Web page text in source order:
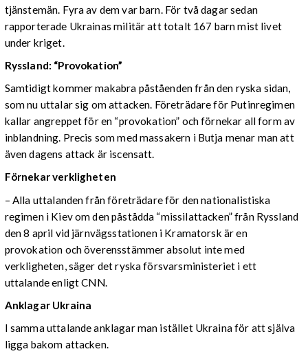
tjänstemän. Fyra av dem var barn. För två dagar sedan
rapporterade Ukrainas militär att totalt 167 barn mist livet
under kriget.
Ryssland: “Provokation”
Samtidigt kommer makabra påståenden från den ryska sidan,
som nu uttalar sig om attacken. Företrädare för Putinregimen
kallar angreppet för en “provokation” och förnekar all form av
inblandning. Precis som med massakern i Butja menar man att
även dagens attack är iscensatt.
Förnekar verkligheten
– Alla uttalanden från företrädare för den nationalistiska
regimen i Kiev om den påstådda “missilattacken” från Ryssland
den 8 april vid järnvägsstationen i Kramatorsk är en
provokation och överensstämmer absolut inte med
verkligheten, säger det ryska försvarsministeriet i ett
uttalande enligt CNN.
Anklagar Ukraina
I samma uttalande anklagar man istället Ukraina för att själva
ligga bakom attacken.